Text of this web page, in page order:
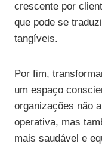
crescente por
que pode se
tangíveis.
Por fim,
um espaço
organizações não
operativa, mas
mais saudável e